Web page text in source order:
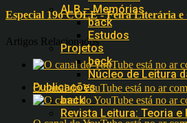
ALB – Memórias
back
Estudos
Projetos
back
Núcleo de Leitura
Publicações
back
Revista Leitura: Teoria e
Especial 19o COLE - Feira Literária
Artigos Relacionados
O canal do YouTube está no ar